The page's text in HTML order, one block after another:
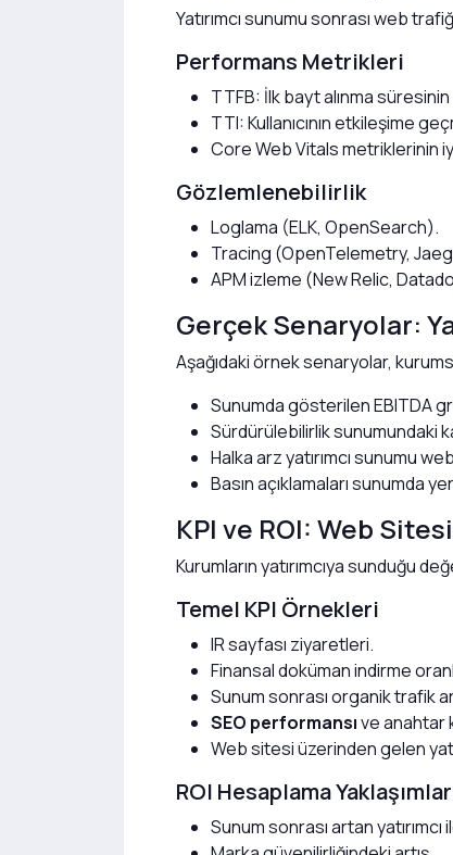
Yatırımcı sunumu sonrası web
Performans Metrikleri
TTFB: İlk bayt alınma
TTI: Kullanıcının etkileşime
Core Web Vitals metriklerinin
Gözlemlenebilirlik
Loglama (ELK, OpenSearch).
Tracing (OpenTelemetry,
APM izleme (New Relic,
Gerçek Senaryolar:
Aşağıdaki örnek senaryolar,
Sunumda gösterilen EBITDA
Sürdürülebilirlik sunumundaki
Halka arz yatırımcı sunumu
Basın açıklamaları sunumda
KPI ve ROI: Web
Kurumların yatırımcıya sunduğu
Temel KPI Örnekleri
IR sayfası ziyaretleri.
Finansal doküman indirme
Sunum sonrası organik trafik
SEO performansıve anahtar
Web sitesi üzerinden gelen
ROI Hesaplama
Sunum sonrası artan yatırımcı